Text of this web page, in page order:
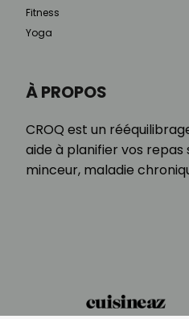
À PROPOS
CROQ est un
aide à planifier vos repas
minceur, maladie
Fitness
Yoga